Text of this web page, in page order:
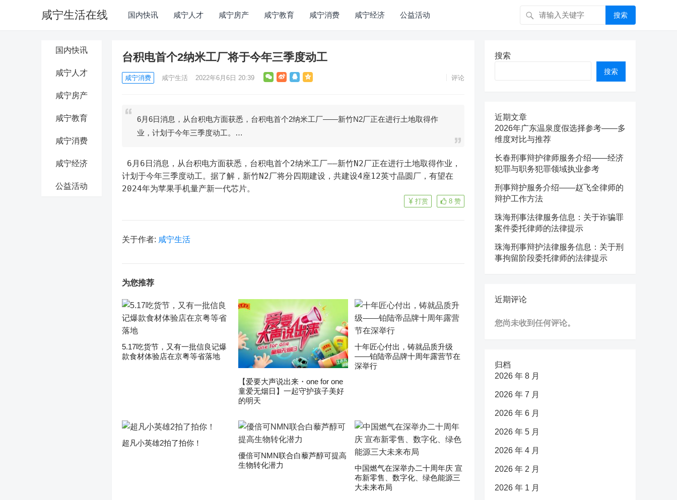
咸宁生活在线 国内快讯 咸宁人才 咸宁房产 咸宁教育 咸宁消费 咸宁经济 公益活动 搜索
国内快讯
咸宁人才
咸宁房产
咸宁教育
咸宁消费
咸宁经济
公益活动
台积电首个2纳米工厂将于今年三季度动工
咸宁消费 咸宁生活 2022年6月6日 20:39 评论
6月6日消息，从台积电方面获悉，台积电首个2纳米工厂——新竹N2厂正在进行土地取得作
业，计划于今年三季度动工。…
计划于今年三季度动工。据了解，新竹N2厂将分四期建设，共建设4座12英寸晶圆厂，有望在
2024年为苹果手机量产新一代芯片。
8 赞
打赏
关于作者: 咸宁生活
为您推荐
5.17吃货节，又有一批信良记爆
款食材体验店在京粤等省落地
【爱要大声说出来・one for one
童爱无烟日】一起守护孩子美好
的明天
十年匠心付出，铸就品质升级
——铂陆帝品牌十周年露营节在
深举行
超凡小英雄2拍了拍你！
優倍可NMN联合白藜芦醇可提高
生物转化潜力
中国燃气在深举办二十周年庆 宣
布新零售、数字化、绿色能源三
大未来布局
搜索
搜索
近期文章
2026年广东温泉度假选择参考——多
维度对比与推荐
长春刑事辩护律师服务介绍——经济
犯罪与职务犯罪领域执业参考
刑事辩护服务介绍——赵飞全律师的
辩护工作方法
珠海刑事法律服务信息：关于诈骗罪
案件委托律师的法律提示
珠海刑事辩护法律服务信息：关于刑
事拘留阶段委托律师的法律提示
近期评论
您尚未收到任何评论。
归档
2026 年 8 月
2026 年 7 月
2026 年 6 月
2026 年 5 月
2026 年 4 月
2026 年 2 月
2026 年 1 月